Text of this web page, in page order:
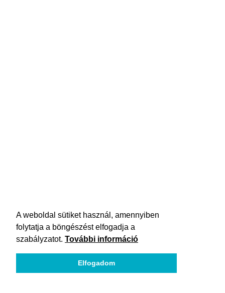
A weboldal sütiket használ, amennyiben
folytatja a böngészést elfogadja a
szabályzatot. További információ
Elfogadom